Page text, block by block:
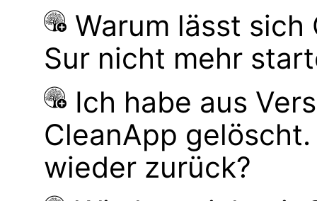
Warum lässt sich
Sur nicht mehr
Ich habe aus
CleanApp
wieder zurück?